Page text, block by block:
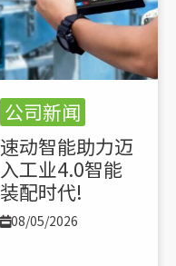
公司新闻
速动智能助力迈
入工业4.0智能
装配时代!
08/05/2026